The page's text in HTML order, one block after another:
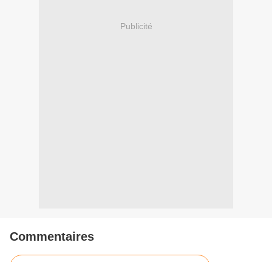
Publicité
Commentaires